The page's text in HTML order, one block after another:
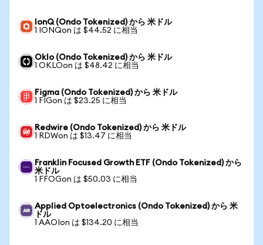
IonQ (Ondo Tokenized) から 米ドル
1 IONQon は $44.52 に相当
Oklo (Ondo Tokenized) から 米ドル
1 OKLOon は $48.42 に相当
Figma (Ondo Tokenized) から 米ドル
1 FIGon は $23.25 に相当
Redwire (Ondo Tokenized) から 米ドル
1 RDWon は $13.47 に相当
Franklin Focused Growth ETF (Ondo Tokenized) から
米ドル
1 FFOGon は $50.03 に相当
Applied Optoelectronics (Ondo Tokenized) から 米
ドル
1 AAOIon は $134.20 に相当